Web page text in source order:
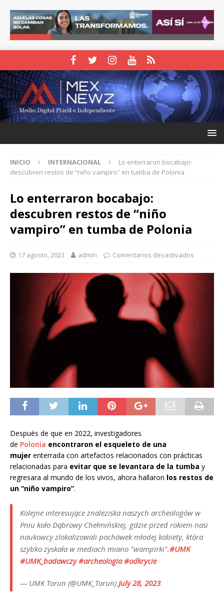
INICIO INTERNACIONAL
Lo enterraron bocabajo:
descubren restos de “niño vampiro” en tumba de Polonia
Lo enterraron bocabajo:
descubren restos de “niño
vampiro” en tumba de Polonia
17 agosto, 2023 admin Comentarios desactivados
Después de que en 2022, investigadores
de Polonia encontraron el esqueleto de una
mujer enterrada con artefactos relacionados con prácticas
relacionadas para evitar que se levantara de la tumba y
regresara al mundo de los vivos, ahora hallaron los restos de
un “niño vampiro”.
Kolejne interesujące znaleziska naszych archeologów w
Pniu koło Dąbrowy Chełmińskiej, gdzie przed rokiem nasi
naukowcy zlokalizowali pochówek młodej kobiety, która
szybko zyskała w mediach miano "wampirki".#UMK
#UMK_badawczy #archeologia #odkrycie
— UMK Torun (@UMK_Torun) July 28, 2023